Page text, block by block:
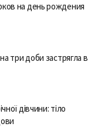
на день рождения
три доби застрягла в
дівчини: тіло